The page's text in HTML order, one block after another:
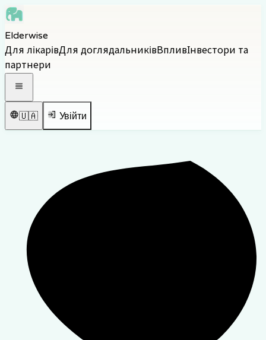
Skip to navigation
Skip to footer
Elderwise
Для лікарівДля доглядальниківВпливІнвестори та
партнери
🇺🇦 Увійти